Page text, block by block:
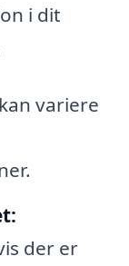
i dit
variere
der er